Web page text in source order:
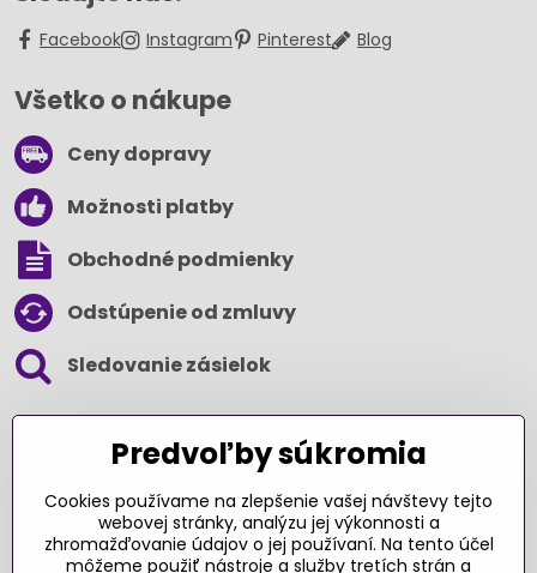
Facebook Instagram Pinterest Blog
Všetko o nákupe
Ceny dopravy
Možnosti platby
Obchodné podmienky
Odstúpenie od zmluvy
Sledovanie zásielok
Ďakujeme za podporu
Predvoľby súkromia
Cookies používame na zlepšenie vašej návštevy tejto
webovej stránky, analýzu jej výkonnosti a
zhromažďovanie údajov o jej používaní. Na tento účel
môžeme použiť nástroje a služby tretích strán a